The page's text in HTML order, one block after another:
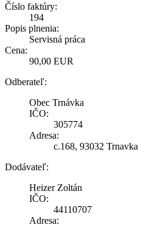
Číslo faktúry:
194
Popis plnenia:
Servisná práca
Cena:
90,00 EUR
Odberateľ:
Obec Trnávka
IČO:
305774
Adresa:
c.168, 93032 Trnavka
Dodávateľ:
Heizer Zoltán
IČO:
44110707
Adresa: